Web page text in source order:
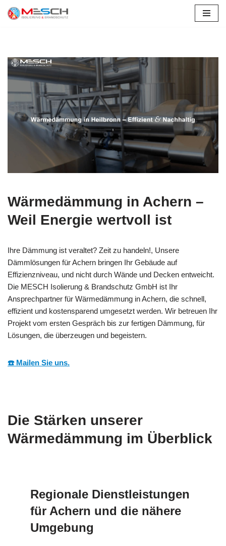
Wärmedämmung in Achern –
Weil Energie wertvoll ist
Ihre Dämmung ist veraltet? Zeit zu handeln!, Unsere
Dämmlösungen für Achern bringen Ihr Gebäude auf
Effizienzniveau, und nicht durch Wände und Decken entweicht.
Die MESCH Isolierung & Brandschutz GmbH ist Ihr
Ansprechpartner für Wärmedämmung in Achern, die schnell,
effizient und kostensparend umgesetzt werden. Wir betreuen Ihr
Projekt vom ersten Gespräch bis zur fertigen Dämmung, für
Lösungen, die überzeugen und begeistern.
☎️ Mailen Sie uns.
Die Stärken unserer
Wärmedämmung im Überblick
Regionale Dienstleistungen
für Achern und die nähere
Umgebung